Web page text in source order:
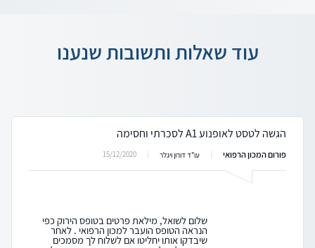
עוד שאלות ותשובות שנענו
הגשה לטסט לאופנוע A1 לסכרתי וחסימה
פורום המכון הרפואי עו"ד דורון ויגלר 15/12/2020
שלום לשואל, מילאת פרטים בטופס הירוק כפי
הנראה הטופס הועבר למכון הרפואי . לאחר
שיבדקו אותו יחליטו אם לשלוח לך מסמכים